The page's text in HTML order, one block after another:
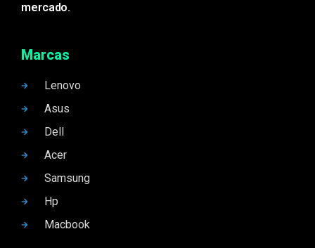
mercado.
Marcas
Lenovo
Asus
Dell
Acer
Samsung
Hp
Macbook